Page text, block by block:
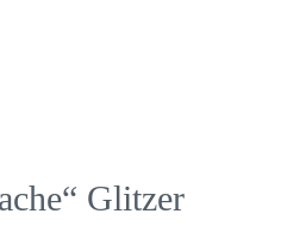
Glitzer